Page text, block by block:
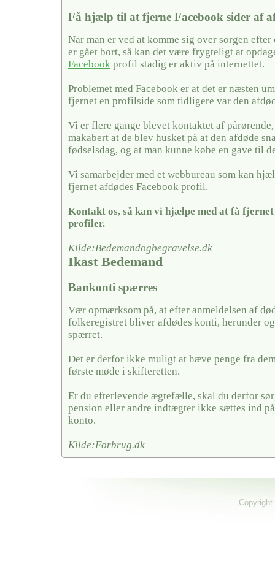
Få hjælp til at fjerne Facebook sider af
Når man er ved at komme sig over sorgen
er gået bort, så kan det være frygteligt at
Facebook profil stadig er aktiv på internettet.
Problemet med Facebook er at det er næsten
fjernet en profilside som tidligere var den
Vi er flere gange blevet kontaktet af
makabert at de blev husket på at den afdøde
fødselsdag, og at man kunne købe en gave til
Vi samarbejder med et webbureau som kan
fjernet afdødes Facebook profil.
Kontakt os, så kan vi hjælpe med at få fjernet
profiler.
Kilde:Bedemandogbegravelse.dk
Ikast Bedemand
Bankonti spærres
Vær opmærksom på, at efter anmeldelsen af
folkeregistret bliver afdødes konti, herunder
spærret.
Det er derfor ikke muligt at hæve penge fra
første møde i skifteretten.
Er du efterlevende ægtefælle, skal du derfor
pension eller andre indtægter ikke sættes ind
konto.
Kilde:Forbrug.dk